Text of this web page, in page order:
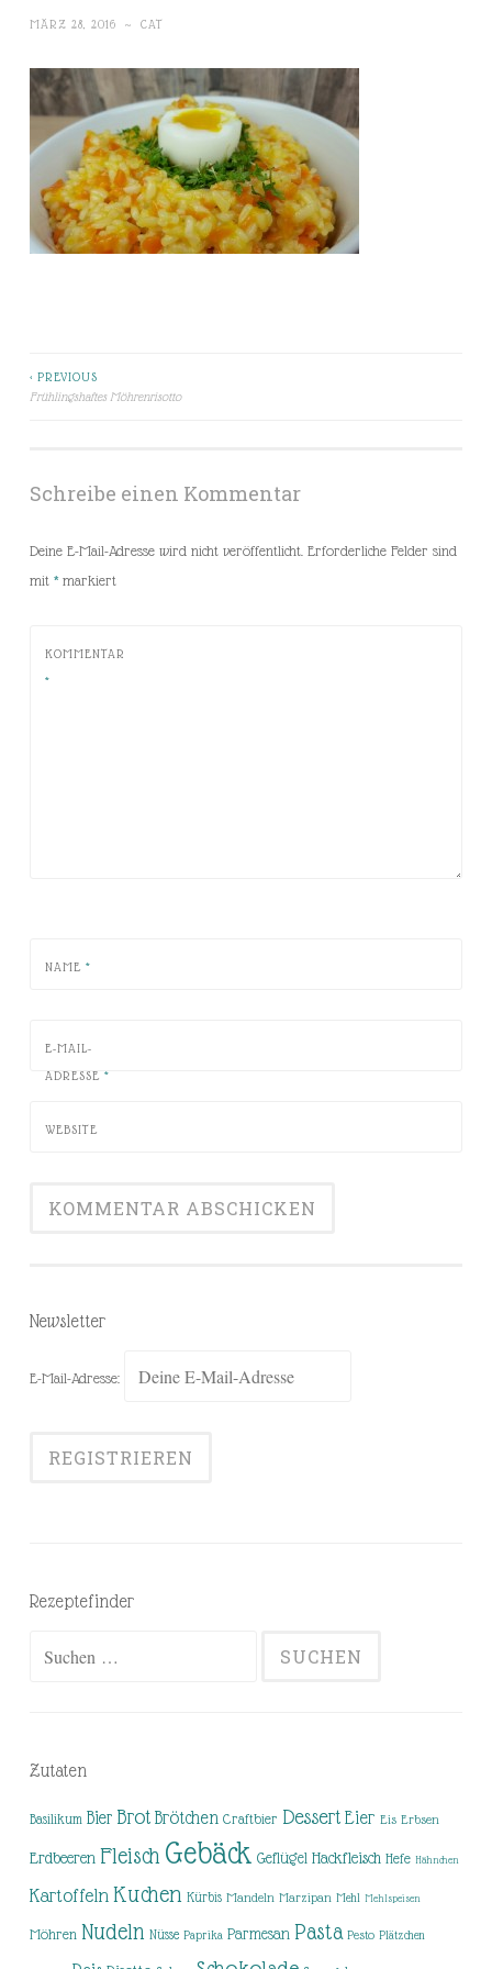
MÄRZ 28, 2016 ~ CAT
Beitragsnavigation
< PREVIOUS
Frühlingshaftes Möhrenrisotto
Schreibe einen Kommentar
Deine E-Mail-Adresse wird nicht veröffentlicht. Erforderliche Felder sind
mit *markiert
KOMMENTAR
*
NAME *
E-MAIL-
ADRESSE *
WEBSITE
Newsletter
E-Mail-Adresse:
Rezeptefinder
Zutaten
Basilikum Bier Brot Brötchen Craftbier Dessert Eier Eis Erbsen
Erdbeeren Fleisch Gebäck Geflügel Hackfleisch Hefe Hähnchen
Kartoffeln Kuchen Kürbis Mandeln Marzipan Mehl Mehlspeisen
Möhren Nudeln Nüsse Paprika Parmesan Pasta Pesto Plätzchen